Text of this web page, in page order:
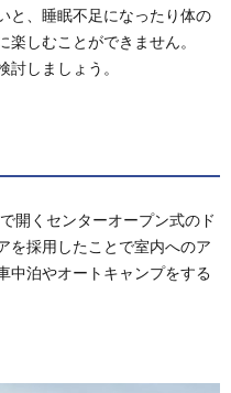
と、睡眠不足になったり体の
しむことができません。
しましょう。
開くセンターオープン式のド
を採用したことで室内へのア
中泊やオートキャンプをする